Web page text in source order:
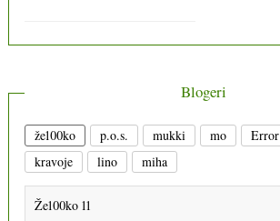
Blogeri
že100ko p.o.s. mukki mo Error
kravoje
lino miha
Že100ko 11